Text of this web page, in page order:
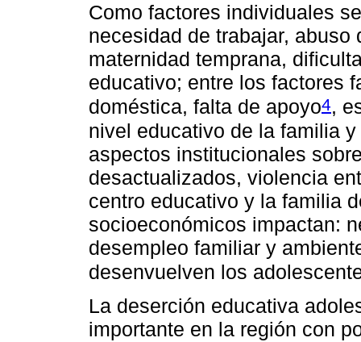
Como factores individuales
necesidad de trabajar,
maternidad temprana,
educativo; entre los factores
doméstica, falta de apoyo4,
nivel educativo de la familia
aspectos institucionales
desactualizados, violencia
centro educativo y la familia
socioeconómicos impactan:
desempleo familiar y
desenvuelven los
La deserción educativa
importante en la región con